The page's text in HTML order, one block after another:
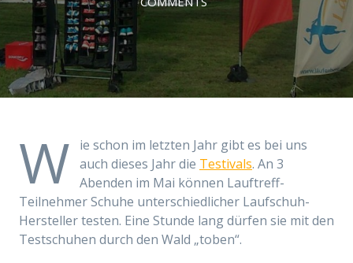
W
ie schon im letzten Jahr gibt es bei uns
auch dieses Jahr die Testivals. An 3
Abenden im Mai können Lauftreff-
Teilnehmer Schuhe unterschiedlicher Laufschuh-
Hersteller testen. Eine Stunde lang dürfen sie mit den
Testschuhen durch den Wald „toben“.